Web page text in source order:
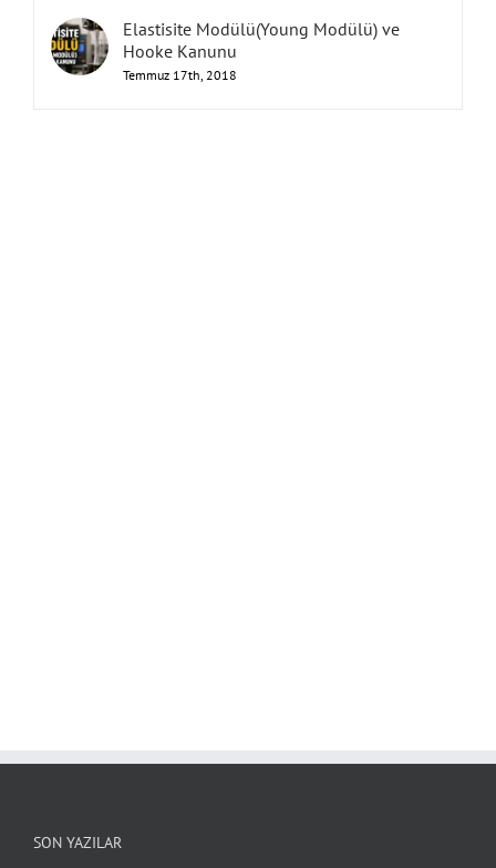
Elastisite Modülü(Young Modülü) ve
Hooke Kanunu
Temmuz 17th, 2018
SON YAZILAR